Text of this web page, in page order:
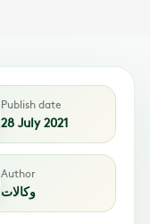
Publish date
28 July 2021
Author
وكالات